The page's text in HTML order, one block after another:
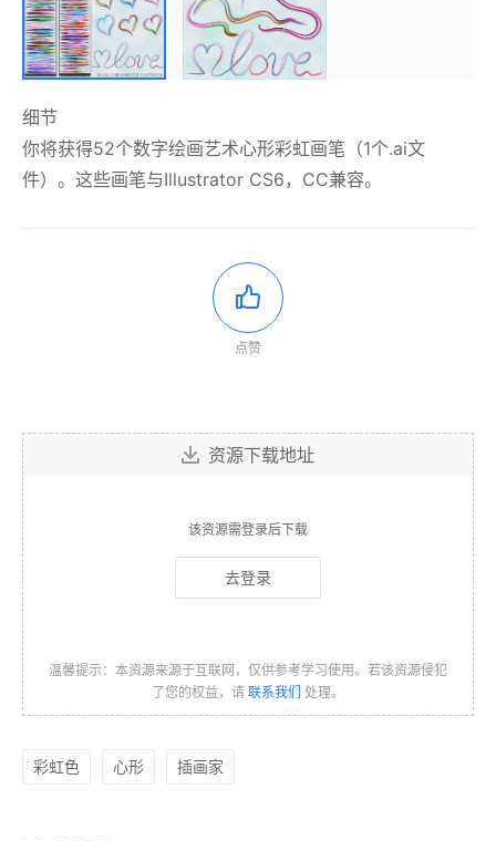
细节
你将获得52个数字绘画艺术心形彩虹画笔（1个.ai文
件）。这些画笔与Illustrator CS6，CC兼容。
点赞
资源下载地址
该资源需登录后下载
去登录
温馨提示：本资源来源于互联网，仅供参考学习使用。若该资源侵犯
了您的权益，请 联系我们 处理。
彩虹色 心形 插画家